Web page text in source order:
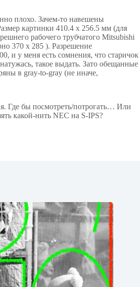
плохо. Зачем-то навешены
картинки 410.4 x 256.5 мм (для
рабочего трубчатого Mitsubishi
370 x 285 ). Разрешение
и у меня есть сомнения, что старичок
такое выдать. Зато обещанные
в gray-to-gray (не иначе,
Где бы посмотреть/потрогать… Или
какой-нить NEC на S-IPS?